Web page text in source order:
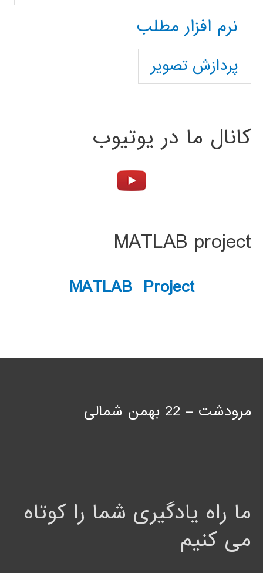
نرم افزار مطلب
پردازش تصویر
کانال ما در یوتیوب
MATLAB project
MATLAB Project
مرودشت – 22 بهمن شمالی
ما راه یادگیری شما را کوتاه
می کنیم